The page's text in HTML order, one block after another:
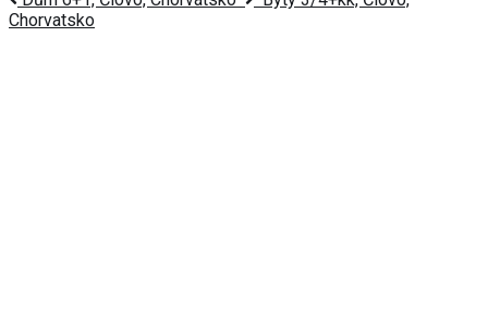
Chorvatsko